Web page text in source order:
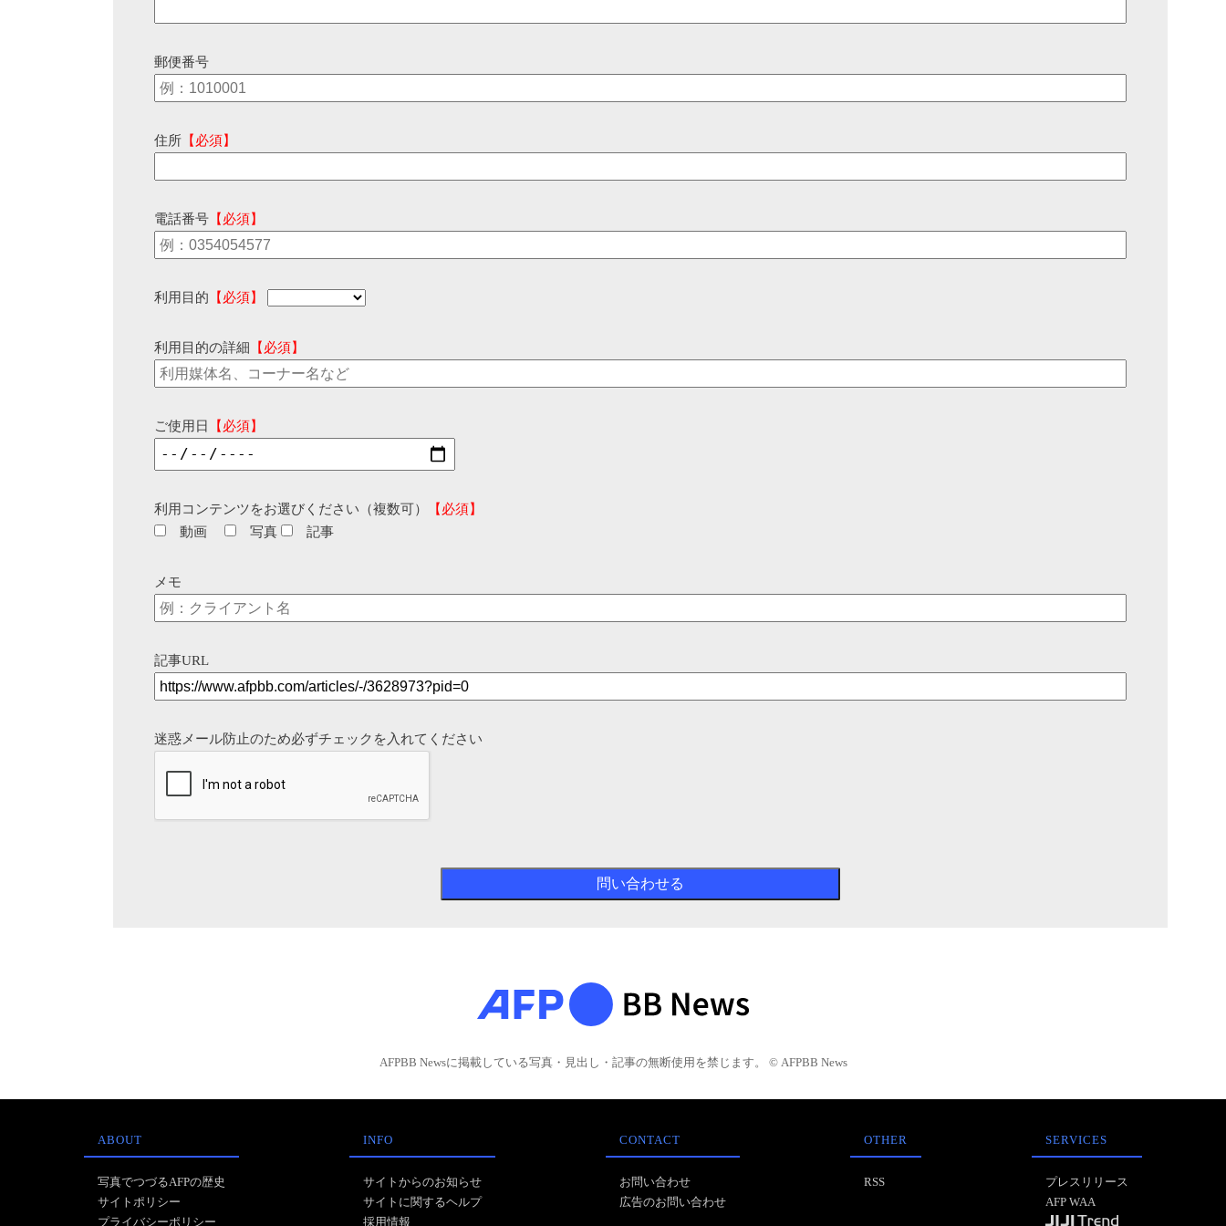
郵便番号
住所 【必須】
電話番号 【必須】
利用目的 【必須】
利用目的の詳細 【必須】
ご使用日 【必須】
利用コンテンツをお選びください（複数可）
【必須】
動画
写真 記事
メモ
記事URL
迷惑メール防止のため必ずチェックを入れてください
AFPBB Newsに掲載している写真・見出し・記事の無断使用を禁じます。 © AFPBB News
ABOUT
写真でつづるAFPの歴史
サイトポリシー
プライバシーポリシー
INFO
サイトからのお知らせ
サイトに関するヘルプ
採用情報
CONTACT
お問い合わせ
広告のお問い合わせ
OTHER
RSS
SERVICES
プレスリリース
AFP WAA